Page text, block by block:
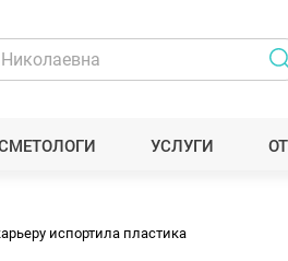
УСЛУГИ
испортила пластика